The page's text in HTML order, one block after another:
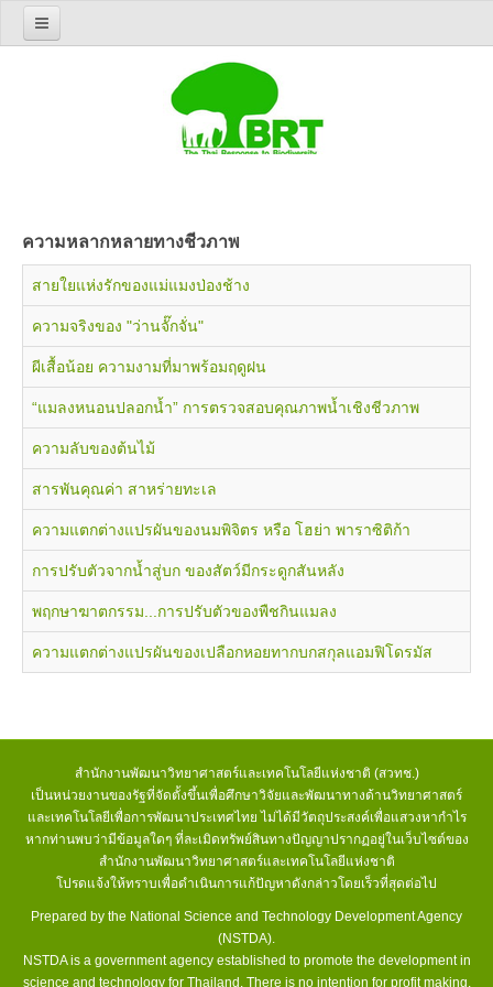
บุคลากรฝ่ายเลขานุการ
ติดต่อ BRT
สิ่งตีพิมพ์ทางวิชาการ
บทคัดย่อโครงการวิจัย
บันทึกการประชุมวิชาการประจำปี
รายงานการวิจัยในโครงการ BRT
รายงานประจำปี
หนังสือจากโครงการ BRT
BRT Magazine
Research
ภาวะโลกร้อน
ขนอม
ข่าวประชาสัมพันธ์
ibd
ความหลากหลายทางชีวภาพ
สายใยแห่งรักของแม่แมงป่องช้าง
ความจริงของ "ว่านจั๊กจั่น"
ผีเสื้อน้อย ความงามที่มาพร้อมฤดูฝน
“แมลงหนอนปลอกน้ำ” การตรวจสอบคุณภาพน้ำเชิงชีวภาพ
ความลับของต้นไม้
สารพันคุณค่า สาหร่ายทะเล
ความแตกต่างแปรผันของนมพิจิตร หรือ โฮย่า พาราซิติก้า
การปรับตัวจากน้ำสู่บก ของสัตว์มีกระดูกสันหลัง
พฤกษาฆาตกรรม...การปรับตัวของพืชกินแมลง
ความแตกต่างแปรผันของเปลือกหอยทากบกสกุลแอมฟิโดรมัส
สำนักงานพัฒนาวิทยาศาสตร์และเทคโนโลยีแห่งชาติ (สวทช.)
เป็นหน่วยงานของรัฐที่จัดตั้งขึ้นเพื่อศึกษาวิจัยและพัฒนาทางด้านวิทยาศาสตร์
และเทคโนโลยีเพื่อการพัฒนาประเทศไทย ไม่ได้มีวัตถุประสงค์เพื่อแสวงหากำไร
หากท่านพบว่ามีข้อมูลใดๆ ที่ละเมิดทรัพย์สินทางปัญญาปรากฏอยู่ในเว็บไซต์ของ
สำนักงานพัฒนาวิทยาศาสตร์และเทคโนโลยีแห่งชาติ
โปรดแจ้งให้ทราบเพื่อดำเนินการแก้ปัญหาดังกล่าวโดยเร็วที่สุดต่อไป
Prepared by the National Science and Technology Development Agency
(NSTDA).
NSTDA is a government agency established to promote the development in
science and technology for Thailand. There is no intention for profit making.